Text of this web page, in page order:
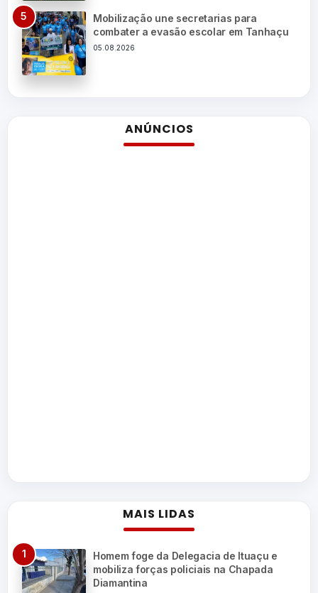
Mobilização une secretarias para
combater a evasão escolar em Tanhaçu
05.08.2026
ANÚNCIOS
MAIS LIDAS
Homem foge da Delegacia de Ituaçu e
mobiliza forças policiais na Chapada
Diamantina